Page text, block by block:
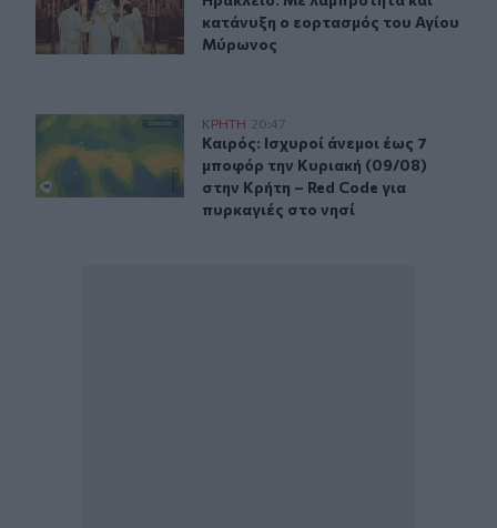
κατάνυξη ο εορτασμός του Αγίου
Μύρωνος
Καιρός: Ισχυροί άνεμοι έως 7 μποφόρ την Κυριακή
ΚΡΗΤΗ 20:47
Καιρός: Ισχυροί άνεμοι έως 7
Καιρός: Ισχυροί άνεμοι έως 7
μποφόρ την Κυριακή (09/08)
στην Κρήτη – Red Code για
πυρκαγιές στο νησί